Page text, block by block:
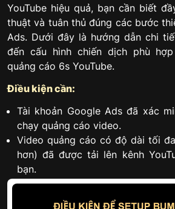
YouTube hiệu quả, bạn cần biết
thuật và tuân thủ đúng các bước
Ads. Dưới đây là hướng dẫn chi
đến cấu hình chiến dịch phù
quảng cáo 6s YouTube.
Điều kiện cần:
Tài khoản Google Ads đã xác
chạy quảng cáo video.
Video quảng cáo có độ dài tối
hơn) đã được tải lên kênh
bạn.